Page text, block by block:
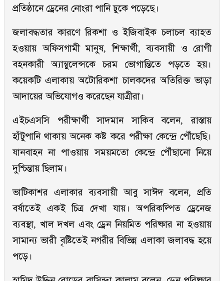
প্রতিষ্ঠানে ড্রেনের নোংরা পানি ঢুকে পড়েছে।
জলাবদ্ধতার কারণে রিকশা ও ইজিবাইক চলাচল ব্যাহত
হওয়ায় অফিসগামী মানুষ, শিক্ষার্থী, ব্যবসায়ী ও রোগী
বহনকারী অ্যাম্বুলেন্সকে চরম ভোগান্তিতে পড়তে হয়।
কয়েকটি এলাকায় অটোরিকশা চালকদের অতিরিক্ত ভাড়া
আদায়ের অভিযোগও করেছেন যাত্রীরা।
এইচএসসি পরীক্ষার্থী সাদমান সাকিব বলেন, রাস্তায়
হাঁটুপানি থাকায় অনেক কষ্ট করে পরীক্ষা কেন্দ্রে পৌঁছেছি।
যানবাহন না পাওয়ায় সময়মতো কেন্দ্রে পৌঁছানো নিয়ে
দুশ্চিন্তায় ছিলাম।
ভাটিকাশর এলাকার ব্যবসায়ী আবু সাঈদ বলেন, প্রতি
বর্ষাতেই একই চিত্র দেখা যায়। অপরিকল্পিত ড্রেনেজ
ব্যবস্থা, খাল দখল এবং ড্রেন নিয়মিত পরিষ্কার না হওয়ায়
সামান্য ভারী বৃষ্টিতেই নগরীর বিভিন্ন এলাকা জলাবদ্ধ হয়ে
পড়ে।